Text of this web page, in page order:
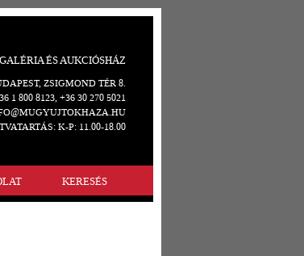
ÉS AUKCIÓSHÁZ
ZSIGMOND TÉR 8.
1 800 8123, +36 30 270 5021
K-P: 11.00-18.00
KERESÉS